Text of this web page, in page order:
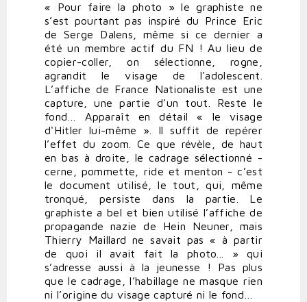
« Pour faire la photo » le graphiste ne
s’est pourtant pas inspiré du Prince Eric
de Serge Dalens, même si ce dernier a
été un membre actif du FN ! Au lieu de
copier-coller, on sélectionne, rogne,
agrandit le visage de l'adolescent.
L’affiche de France Nationaliste est une
capture, une partie d’un tout. Reste le
fond… Apparaît en détail « le visage
d'Hitler lui-même ». Il suffit de repérer
l’effet du zoom. Ce que révèle, de haut
en bas à droite, le cadrage sélectionné -
cerne, pommette, ride et menton - c’est
le document utilisé, le tout, qui, même
tronqué, persiste dans la partie. Le
graphiste a bel et bien utilisé l’affiche de
propagande nazie de Hein Neuner, mais
Thierry Maillard ne savait pas « à partir
de quoi il avait fait la photo... » qui
s’adresse aussi à la jeunesse ! Pas plus
que le cadrage, l’habillage ne masque rien
ni l’origine du visage capturé ni le fond…